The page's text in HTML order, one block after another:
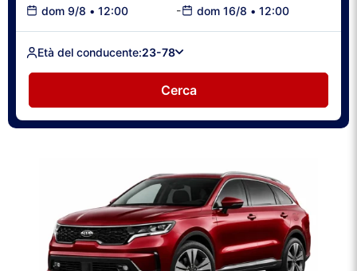
dom 9/8 • 12:00 - dom 16/8 • 12:00
Età del conducente:23-78
Cerca